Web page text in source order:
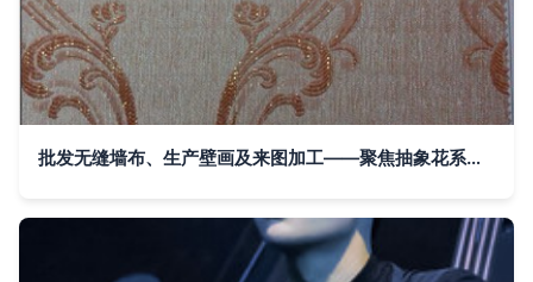
批发无缝墙布、生产壁画及来图加工——聚焦抽象花系列B0104